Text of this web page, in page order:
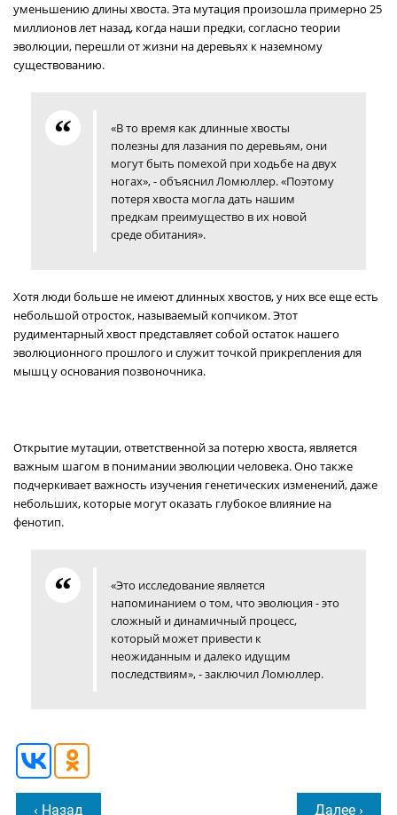
уменьшению длины хвоста. Эта мутация произошла примерно 25
миллионов лет назад, когда наши предки, согласно теории
эволюции, перешли от жизни на деревьях к наземному
существованию.
«В то время как длинные хвосты
полезны для лазания по деревьям, они
могут быть помехой при ходьбе на двух
ногах», - объяснил Ломюллер. «Поэтому
потеря хвоста могла дать нашим
предкам преимущество в их новой
среде обитания».
Хотя люди больше не имеют длинных хвостов, у них все еще есть
небольшой отросток, называемый копчиком. Этот
рудиментарный хвост представляет собой остаток нашего
эволюционного прошлого и служит точкой прикрепления для
мышц у основания позвоночника.
Открытие мутации, ответственной за потерю хвоста, является
важным шагом в понимании эволюции человека. Оно также
подчеркивает важность изучения генетических изменений, даже
небольших, которые могут оказать глубокое влияние на
фенотип.
«Это исследование является
напоминанием о том, что эволюция - это
сложный и динамичный процесс,
который может привести к
неожиданным и далеко идущим
последствиям», - заключил Ломюллер.
‹ Назад Далее ›